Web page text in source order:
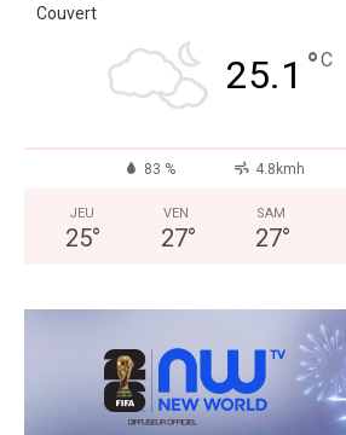
Couvert
25.1 °C
83 % 4.8kmh
JEU
25°
VEN
27°
SAM
27°